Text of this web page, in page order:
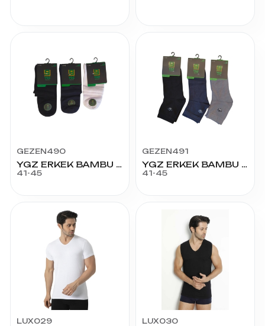
GEZEN490
YGZ ERKEK BAMBU K.KONÇ TENİS
41-45
GEZEN491
YGZ ERKEK BAMBU K.KONÇ DESENLİ
41-45
LUX029 LUX030